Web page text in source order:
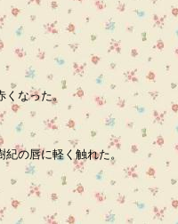
なった。
紀の唇に軽く触れた。